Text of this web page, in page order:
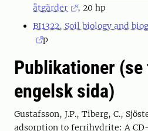
åtgärder
, 20 hp
BI1322, Soil biology and
p
Publikationer (se
engelsk sida)
Gustafsson, J.P., Tiberg, C.,
adsorption to ferrihydrite: A